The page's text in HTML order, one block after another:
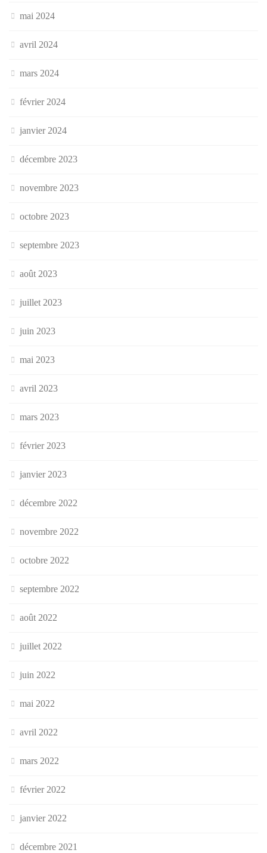
mai 2024
avril 2024
mars 2024
février 2024
janvier 2024
décembre 2023
novembre 2023
octobre 2023
septembre 2023
août 2023
juillet 2023
juin 2023
mai 2023
avril 2023
mars 2023
février 2023
janvier 2023
décembre 2022
novembre 2022
octobre 2022
septembre 2022
août 2022
juillet 2022
juin 2022
mai 2022
avril 2022
mars 2022
février 2022
janvier 2022
décembre 2021